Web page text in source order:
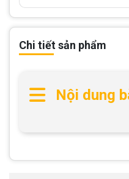
Chi tiết sản phẩm
Nội dung